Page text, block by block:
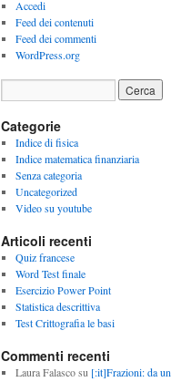
Accedi
Feed dei contenuti
Feed dei commenti
WordPress.org
Categorie
Indice di fisica
Indice matematica finanziaria
Senza categoria
Uncategorized
Video su youtube
Articoli recenti
Quiz francese
Word Test finale
Esercizio Power Point
Statistica descrittiva
Test Crittografia le basi
Commenti recenti
Laura Falascosu [:it]Frazioni: da un